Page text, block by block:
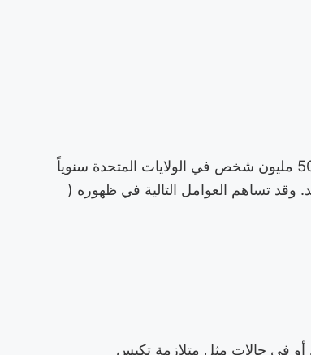
حب الشباب الشائع هو حالة جلدية شائعة تؤثر على ما يقرب من 50 مليون شخص في الولايات المتحدة سنوياً
وقد تساهم العوامل التالية في ظهوره (
أو في حالات مثل متلازمة تكيس